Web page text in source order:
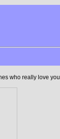
who really love